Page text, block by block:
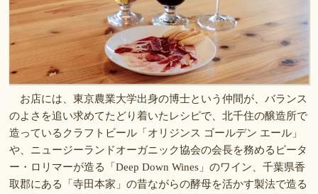
お店には、東京農業大学出身の博士という仲間が、バランス
のよさを追い求めてたどり着いたレシピで、北千住の醸造所で
造っているクラフトビール「オリジンス ゴールデン エール」
や、ニュージーランドオーガニック協会の会長を務めるピータ
ー・ロリマーが造る「Deep Down Wines」のワイン、千葉県香
取郡にある「寺田本家」の昔ながらの酵母を活かす製法で造る